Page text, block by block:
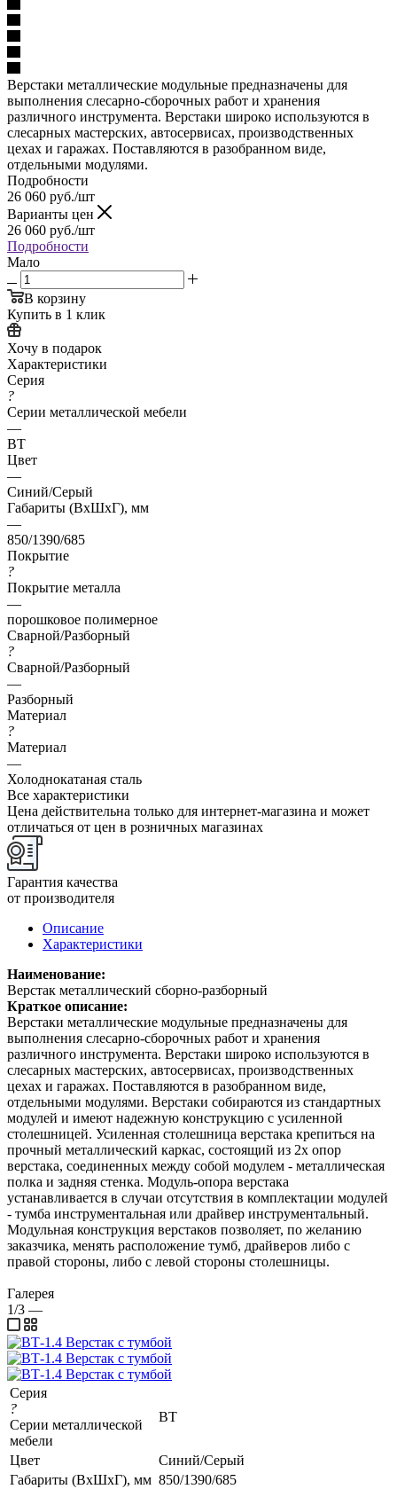
Верстаки металлические модульные предназначены для
выполнения слесарно-сборочных работ и хранения
различного инструмента. Верстаки широко используются в
слесарных мастерских, автосервисах, производственных
цехах и гаражах. Поставляются в разобранном виде,
отдельными модулями.
Подробности
26 060 руб./шт
Варианты цен
26 060 руб./шт
Подробности
Мало
В корзину
Купить в 1 клик
Хочу в подарок
Характеристики
Серия
?
Серии металлической мебели
—
ВТ
Цвет
—
Синий/Серый
Габариты (ВхШхГ), мм
—
850/1390/685
Покрытие
?
Покрытие металла
—
порошковое полимерное
Сварной/Разборный
?
Сварной/Разборный
—
Разборный
Материал
?
Материал
—
Холоднокатаная сталь
Все характеристики
Цена действительна только для интернет-магазина и может
отличаться от цен в розничных магазинах
Гарантия качества
от производителя
Описание
Характеристики
Наименование:
Верстак металлический сборно-разборный
Краткое описание:
Верстаки металлические модульные предназначены для
выполнения слесарно-сборочных работ и хранения
различного инструмента. Верстаки широко используются в
слесарных мастерских, автосервисах, производственных
цехах и гаражах. Поставляются в разобранном виде,
отдельными модулями. Верстаки собираются из стандартных
модулей и имеют надежную конструкцию с усиленной
столешницей. Усиленная столешница верстака крепиться на
прочный металлический каркас, состоящий из 2х опор
верстака, соединенных между собой модулем - металлическая
полка и задняя стенка. Модуль-опора верстака
устанавливается в случаи отсутствия в комплектации модулей
- тумба инструментальная или драйвер инструментальный.
Модульная конструкция верстаков позволяет, по желанию
заказчика, менять расположение тумб, драйверов либо с
правой стороны, либо с левой стороны столешницы.
Галерея
1/3 —
Серия
?
Серии металлической
мебели
ВТ
Цвет
Синий/Серый
Габариты (ВхШхГ), мм 850/1390/685